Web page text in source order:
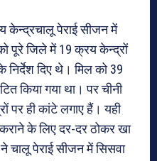
केन्द्रचालू पेराई सीजन में
पूरे जिले में 19 क्रय केन्द्रों
दिए थे। मिल को 39
किया गया था। पर चीनी
ही कांटे लगाए हैं। यही
के लिए दर-दर ठोकर खा
चालू पेराई सीजन में सिसवा